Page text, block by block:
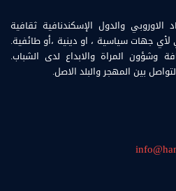
والدول الإسكندنافية ثقافية
لأي جهات سياسية ، او دينية ،أو طائفية.
وشؤون المراة والابداع لدى الشباب.
بين المهجر والبلد الاصل.